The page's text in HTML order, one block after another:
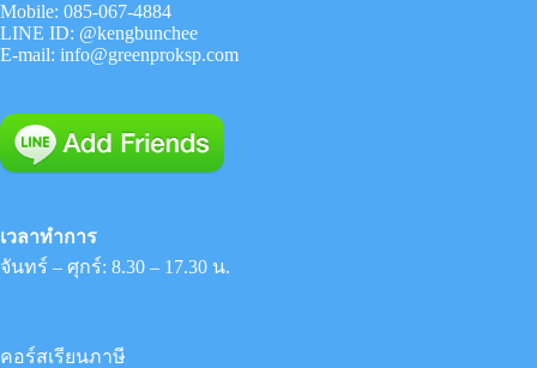
Mobile: 085-067-4884
LINE ID: @kengbunchee
E-mail: info@greenproksp.com
เวลาทำการ
จันทร์ – ศุกร์: 8.30 – 17.30 น.
คอร์สเรียนภาษี